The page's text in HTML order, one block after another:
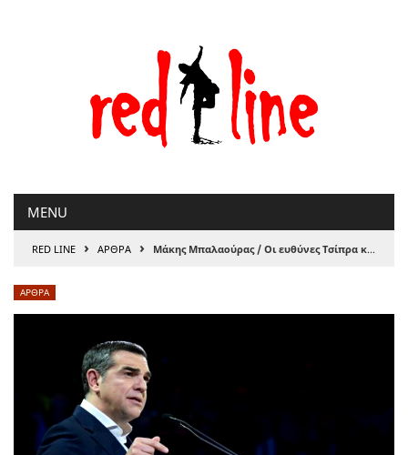
MENU
RED LINE › ΑΡΘΡΑ › Μάκης Μπαλαούρας / Οι ευθύνες Τσίπρα και οι θολές θάλασσες
ΑΡΘΡΑ